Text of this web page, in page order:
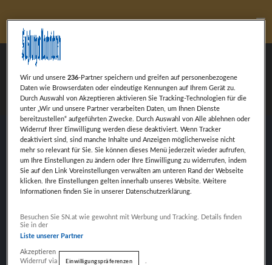
Mark Roberts
There is no substitute for hard work.
Wir und unsere236-Partner speichern und greifen auf personenbezogene
Daten wie Browserdaten oder eindeutige Kennungen auf Ihrem Gerät zu.
Durch Auswahl von Akzeptieren aktivieren Sie Tracking-Technologien für die
unter „Wir und unsere Partner verarbeiten Daten, um Ihnen Dienste
bereitzustellen“ aufgeführten Zwecke. Durch Auswahl von Alle ablehnen oder
Widerruf Ihrer Einwilligung werden diese deaktiviert. Wenn Tracker
deaktiviert sind, sind manche Inhalte und Anzeigen möglicherweise nicht
mehr so relevant für Sie. Sie können dieses Menü jederzeit wieder aufrufen,
um Ihre Einstellungen zu ändern oder Ihre Einwilligung zu widerrufen, indem
Sie auf den Link Voreinstellungen verwalten am unteren Rand der Webseite
klicken. Ihre Einstellungen gelten innerhalb unseres Website. Weitere
Informationen finden Sie in unserer Datenschutzerklärung.
Besuchen Sie SN.at wie gewohnt mit Werbung und Tracking. Details finden
Sie in der
Liste unserer Partner
Akzeptieren
Widerruf via
Einwilligungspräferenzen